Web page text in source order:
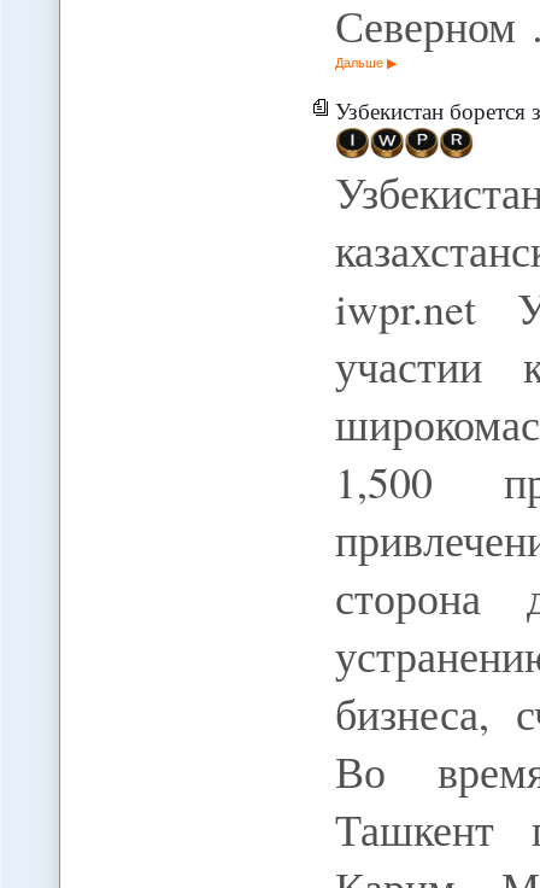
Дальше
Узбекистан борется
iwpr.net
участии
1,500
бизнеса,
Во
Ташкент